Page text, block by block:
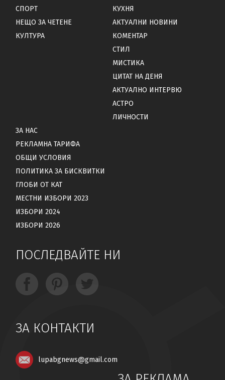
СПОРТ
НЕЩО ЗА ЧЕТЕНЕ
КУЛТУРА
КУХНЯ
АКТУАЛНИ НОВИНИ
КОМЕНТАР
СТИЛ
МИСТИКА
ЦИТАТ НА ДЕНЯ
АКТУАЛНО ИНТЕРВЮ
АСТРО
ЛИЧНОСТИ
ЗА НАС
РЕКЛАМНА ТАРИФА
ОБЩИ УСЛОВИЯ
ПОЛИТИКА ЗА БИСКВИТКИ
ГЛОБИ ОТ КАТ
МЕСТНИ ИЗБОРИ 2023
ИЗБОРИ 2024
ИЗБОРИ 2026
ПОСЛЕДВАЙТЕ НИ
ЗА КОНТАКТИ
lupabgnews@gmail.com